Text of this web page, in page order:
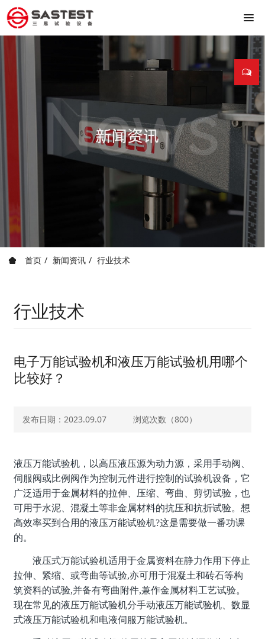
首页 新闻资讯 行业技术
行业技术
电子万能试验机和液压万能试验机用哪个
比较好？
发布日期：2023.09.07 浏览次数（800）
液压万能试验机，以高压液压源为动力源，采用手动阀、
伺服阀或比例阀作为控制元件进行控制的试验机设备，它
广泛适用于金属材料的拉伸、压缩、弯曲、剪切试验，也
可用于水泥、混凝土等非金属材料的抗压和抗折试验。想
高效率买到合用的液压万能试验机?这是需要做一番功课
的。
液压式万能试验机适用于金属资料在静力作用下停止
拉伸、紧缩、或弯曲等试验,亦可用于混凝土和砖石等构
筑资料的试验,并备有弯曲附件,兼作金属材料工艺试验。
现在常见的液压万能试验机分手动液压万能试验机、数显
式液压万能试验机和电液伺服万能试验机。